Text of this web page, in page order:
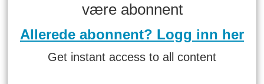
være abonnent
Allerede abonnent? Logg inn her
Get instant access to all content